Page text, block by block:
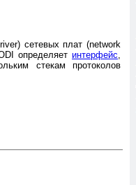
сетевых плат (network
определяет интерфейс,
стекам протоколов